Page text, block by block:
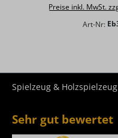
Preise inkl. MwSt.
Art-Nr:
Spielzeug & Holzspielzeug
Sehr gut bewertet